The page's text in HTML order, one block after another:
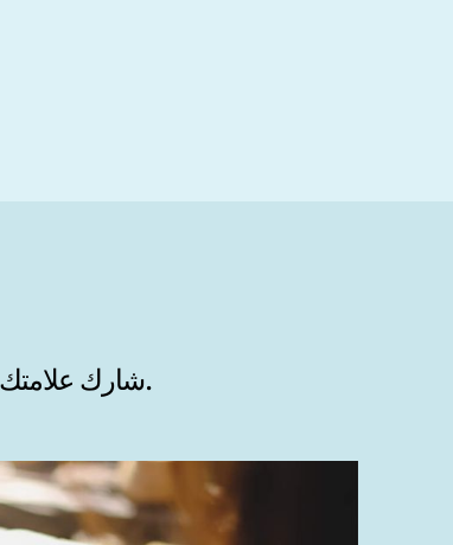
شارك علامتك التجارية وقصتك وقيمتك - وأنشئ مصداقية فورية - من خلال 4 مواقع ويب مذهلة.